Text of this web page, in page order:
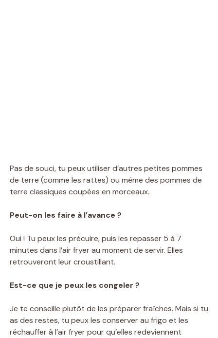
Pas de souci, tu peux utiliser d’autres petites pommes
de terre (comme les rattes) ou même des pommes de
terre classiques coupées en morceaux.
Peut-on les faire à l’avance ?
Oui ! Tu peux les précuire, puis les repasser 5 à 7
minutes dans l’air fryer au moment de servir. Elles
retrouveront leur croustillant.
Est-ce que je peux les congeler ?
Je te conseille plutôt de les préparer fraîches. Mais si tu
as des restes, tu peux les conserver au frigo et les
réchauffer à l’air fryer pour qu’elles redeviennent